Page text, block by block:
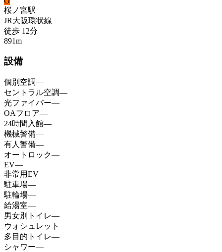
桜ノ宮駅
JR大阪環状線
徒歩 12分
891m
設備
個別空調—
セントラル空調—
光ファイバー—
OAフロア—
24時間入館—
機械警備—
有人警備—
オートロック—
EV—
非常用EV—
駐車場—
駐輪場—
給湯室—
男女別トイレ—
ウォシュレット —
多目的トイレ—
シャワー—